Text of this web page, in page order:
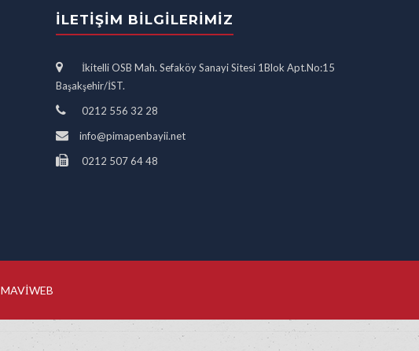
İLETIŞIM BILGILERIMIZ
İkitelli OSB Mah. Sefaköy Sanayi Sitesi 1Blok Apt.No:15
Başakşehir/İST.
0212 556 32 28
info@pimapenbayii.net
0212 507 64 48
MAVİWEB